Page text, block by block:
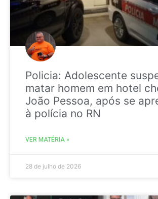
Policia: Adolescente
matar homem em hotel
João Pessoa, após se
à polícia no RN
VER MATÉRIA »
28 de julho de 2026